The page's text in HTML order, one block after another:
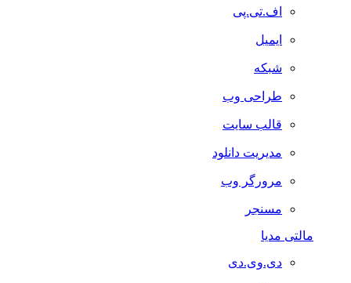
اف.تی.پی
ایمیل
شبکه
طراحی وب
قالب سایت
مدیریت دانلود
مرورگر وب
مسنجر
مالتی مدیا
دی.وی.دی